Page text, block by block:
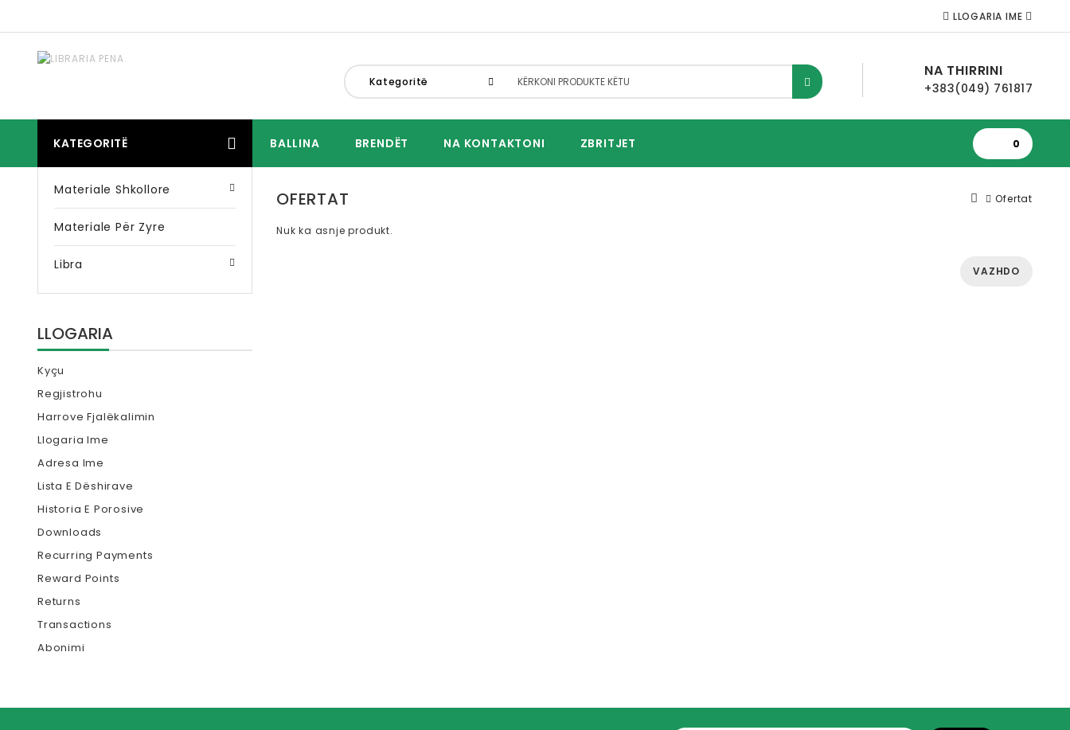
LLOGARIA IME
NA THIRRINI
+383(049) 761817
Kategoritë
KATEGORITË BALLINA BRENDËT NA KONTAKTONI ZBRITJET 0
Materiale Shkollore
Materiale Për Zyre
Libra
LLOGARIA
Kyçu
Regjistrohu
Harrove Fjalëkalimin
Llogaria Ime
Adresa Ime
Lista E Dëshirave
Historia E Porosive
Downloads
Recurring Payments
Reward Points
Returns
Transactions
Abonimi
Ofertat
OFERTAT
Nuk ka asnje produkt.
VAZHDO